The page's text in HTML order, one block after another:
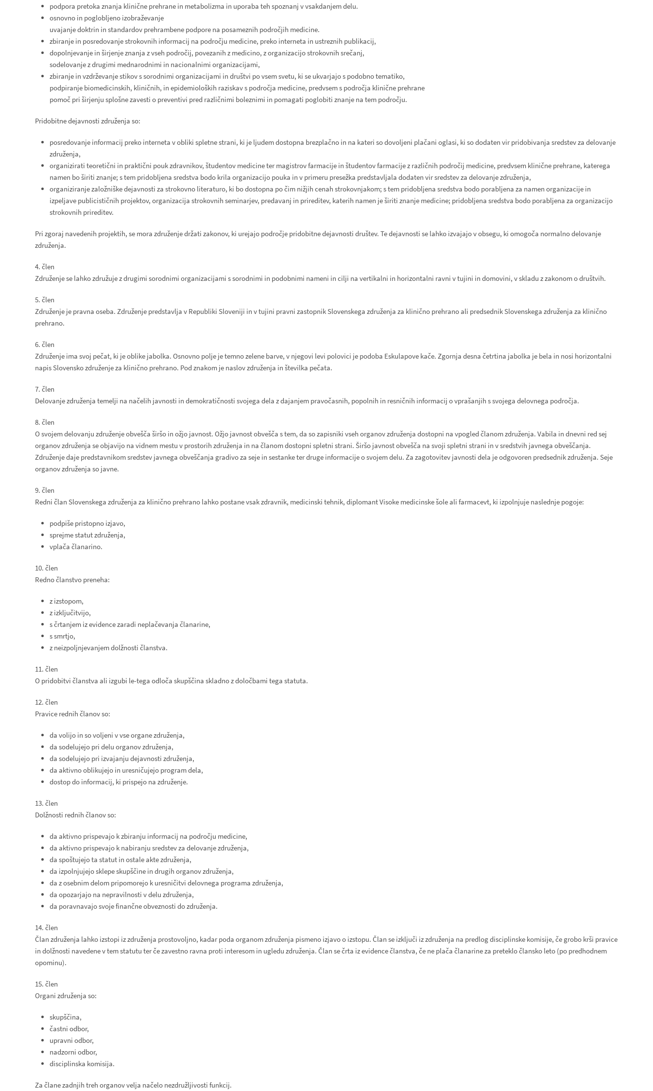
podpora pretoka znanja klinične prehrane in metabolizma in uporaba teh spoznanj v vsakdanjem delu.
osnovno in poglobljeno izobraževanje
uvajanje doktrin in standardov prehrambene podpore na posameznih področjih medicine.
zbiranje in posredovanje strokovnih informacij na področju medicine, preko interneta in ustreznih publikacij,
dopolnjevanje in širjenje znanja z vseh področij, povezanih z medicino, z organizacijo strokovnih srečanj,
sodelovanje z drugimi mednarodnimi in nacionalnimi organizacijami,
zbiranje in vzdrževanje stikov s sorodnimi organizacijami in društvi po vsem svetu, ki se ukvarjajo s podobno tematiko,
podpiranje biomedicinskih, kliničnih, in epidemioloških raziskav s področja medicine, predvsem s področja klinične prehrane
pomoč pri širjenju splošne zavesti o preventivi pred različnimi boleznimi in pomagati poglobiti znanje na tem področju.
Pridobitne dejavnosti združenja so:
posredovanje informacij preko interneta v obliki spletne strani, ki je ljudem dostopna brezplačno in na kateri so dovoljeni plačani oglasi, ki so dodaten vir pridobivanja sredstev za delovanje
združenja,
organizirati teoretični in praktični pouk zdravnikov, študentov medicine ter magistrov farmacije in študentov farmacije z različnih področij medicine, predvsem klinične prehrane, katerega
namen bo širiti znanje; s tem pridobljena sredstva bodo krila organizacijo pouka in v primeru presežka predstavljala dodaten vir sredstev za delovanje združenja,
organiziranje založniške dejavnosti za strokovno literaturo, ki bo dostopna po čim nižjih cenah strokovnjakom; s tem pridobljena sredstva bodo porabljena za namen organizacije in
izpeljave publicističnih projektov, organizacija strokovnih seminarjev, predavanj in prireditev, katerih namen je širiti znanje medicine; pridobljena sredstva bodo porabljena za organizacijo
strokovnih prireditev.
Pri zgoraj navedenih projektih, se mora združenje držati zakonov, ki urejajo področje pridobitne dejavnosti društev. Te dejavnosti se lahko izvajajo v obsegu, ki omogoča normalno delovanje
združenja.
4. člen
Združenje se lahko združuje z drugimi sorodnimi organizacijami s sorodnimi in podobnimi nameni in cilji na vertikalni in horizontalni ravni v tujini in domovini, v skladu z zakonom o društvih.
5. člen
Združenje je pravna oseba. Združenje predstavlja v Republiki Sloveniji in v tujini pravni zastopnik Slovenskega združenja za klinično prehrano ali predsednik Slovenskega združenja za klinično
prehrano.
6. člen
Združenje ima svoj pečat, ki je oblike jabolka. Osnovno polje je temno zelene barve, v njegovi levi polovici je podoba Eskulapove kače. Zgornja desna četrtina jabolka je bela in nosi horizontalni
napis Slovensko združenje za klinično prehrano. Pod znakom je naslov združenja in številka pečata.
7. člen
Delovanje združenja temelji na načelih javnosti in demokratičnosti svojega dela z dajanjem pravočasnih, popolnih in resničnih informacij o vprašanjih s svojega delovnega področja.
8. člen
O svojem delovanju združenje obvešča širšo in ožjo javnost. Ožjo javnost obvešča s tem, da so zapisniki vseh organov združenja dostopni na vpogled članom združenja. Vabila in dnevni red sej
organov združenja se objavijo na vidnem mestu v prostorih združenja in na članom dostopni spletni strani. Širšo javnost obvešča na svoji spletni strani in v sredstvih javnega obveščanja.
Združenje daje predstavnikom sredstev javnega obveščanja gradivo za seje in sestanke ter druge informacije o svojem delu. Za zagotovitev javnosti dela je odgovoren predsednik združenja. Seje
organov združenja so javne.
9. člen
Redni član Slovenskega združenja za klinično prehrano lahko postane vsak zdravnik, medicinski tehnik, diplomant Visoke medicinske šole ali farmacevt, ki izpolnjuje naslednje pogoje:
podpiše pristopno izjavo,
sprejme statut združenja,
vplača članarino.
10. člen
Redno članstvo preneha:
z izstopom,
z izključitvijo,
s črtanjem iz evidence zaradi neplačevanja članarine,
s smrtjo,
z neizpoljnjevanjem dolžnosti članstva.
11. člen
O pridobitvi članstva ali izgubi le-tega odloča skupščina skladno z določbami tega statuta.
12. člen
Pravice rednih članov so:
da volijo in so voljeni v vse organe združenja,
da sodelujejo pri delu organov združenja,
da sodelujejo pri izvajanju dejavnosti združenja,
da aktivno oblikujejo in uresničujejo program dela,
dostop do informacij, ki prispejo na združenje.
13. člen
Dolžnosti rednih članov so:
da aktivno prispevajo k zbiranju informacij na področju medicine,
da aktivno prispevajo k nabiranju sredstev za delovanje združenja,
da spoštujejo ta statut in ostale akte združenja,
da izpolnjujejo sklepe skupščine in drugih organov združenja,
da z osebnim delom pripomorejo k uresničitvi delovnega programa združenja,
da opozarjajo na nepravilnosti v delu združenja,
da poravnavajo svoje finančne obveznosti do združenja.
14. člen
Član združenja lahko izstopi iz združenja prostovoljno, kadar poda organom združenja pismeno izjavo o izstopu. Član se izključi iz združenja na predlog disciplinske komisije, če grobo krši pravice
in dolžnosti navedene v tem statutu ter če zavestno ravna proti interesom in ugledu združenja. Član se črta iz evidence članstva, če ne plača članarine za preteklo člansko leto (po predhodnem
opominu).
15. člen
Organi združenja so:
skupščina,
častni odbor,
upravni odbor,
nadzorni odbor,
disciplinska komisija.
Za člane zadnjih treh organov velja načelo nezdružljivosti funkcij.